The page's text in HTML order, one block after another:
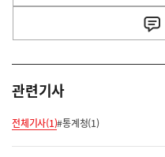
관련기사
전체기사(1)#통계청(1)